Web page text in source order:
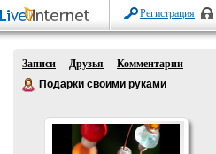
Регистрация
Записи Друзья
Комментарии
Подарки своими руками